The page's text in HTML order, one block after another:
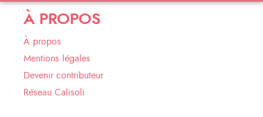
À PROPOS
À propos
Mentions légales
Devenir contributeur
Réseau Calisoli